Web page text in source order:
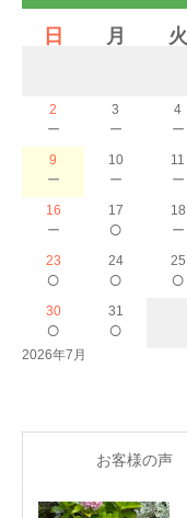
日
月 火
2
－
3
－
4
－
9
－
10
－
11
－
16
－
17
○
18
－
23
○
24
○
25
○
30
○
31
○
2026年7月
お客様の声
ご予約
よくある質問
アクセス